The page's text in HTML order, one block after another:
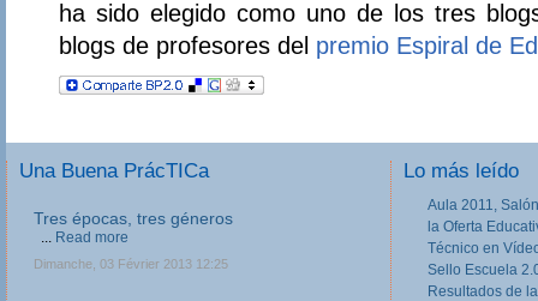
ha sido elegido como uno de los tres
blogs de profesores del premio Espiral de
Una Buena PrácTICa
III Jornadas de movilidad europea en
Formación Profesional
Las III Jornadas Erasmus y Leonardo en
Formación Profesional, dirigidas a equipos
Lo más leído
Aula 2011,
la Oferta
Técnico en
Sello Escuela
Resultados de